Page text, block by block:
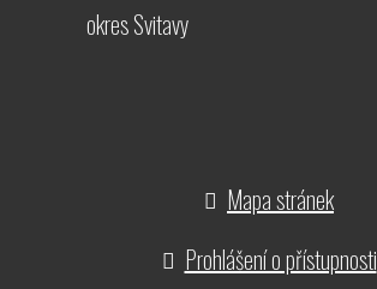
okres Svitavy
Mapa stránek
Prohlášení o přístupnosti